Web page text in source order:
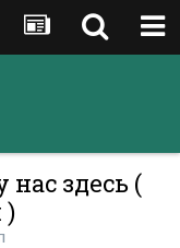
здесь (
)